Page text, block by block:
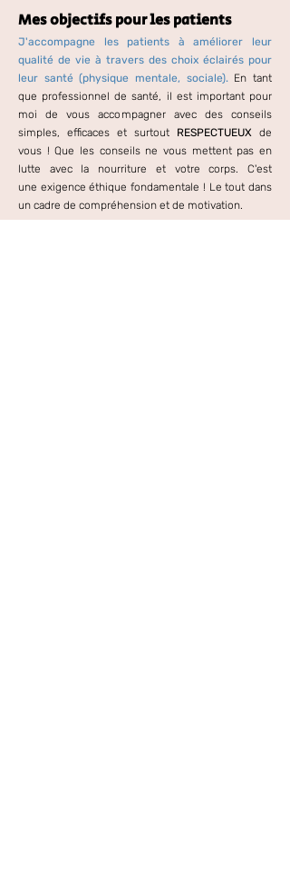
Mes objectifs pour les patients
J'accompagne les patients à améliorer leur
qualité de vie à travers des choix éclairés pour
leur santé (physique mentale, sociale). En tant
que professionnel de santé, il est important pour
moi de vous accompagner avec des conseils
simples, efficaces et surtout RESPECTUEUX de
vous !Que les conseils ne vous mettent pas en
lutte avec la nourriture et votre corps. C'est
une exigence éthique fondamentale ! Le tout dans
un cadre de compréhension et de motivation.